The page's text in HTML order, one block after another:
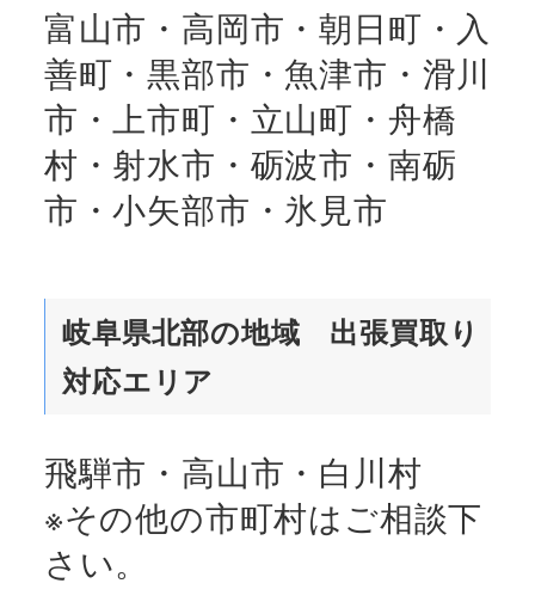
富山市・高岡市・朝日町・入
善町・黒部市・魚津市・滑川
市・上市町・立山町・舟橋
村・射水市・砺波市・南砺
市・小矢部市・氷見市
岐阜県北部の地域 出張買取り
対応エリア
飛騨市・高山市・白川村
※その他の市町村はご相談下
さい。